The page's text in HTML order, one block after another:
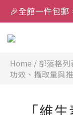
🎉全館一件包郵
Home / 部落格列
功效、攝取量與
「維